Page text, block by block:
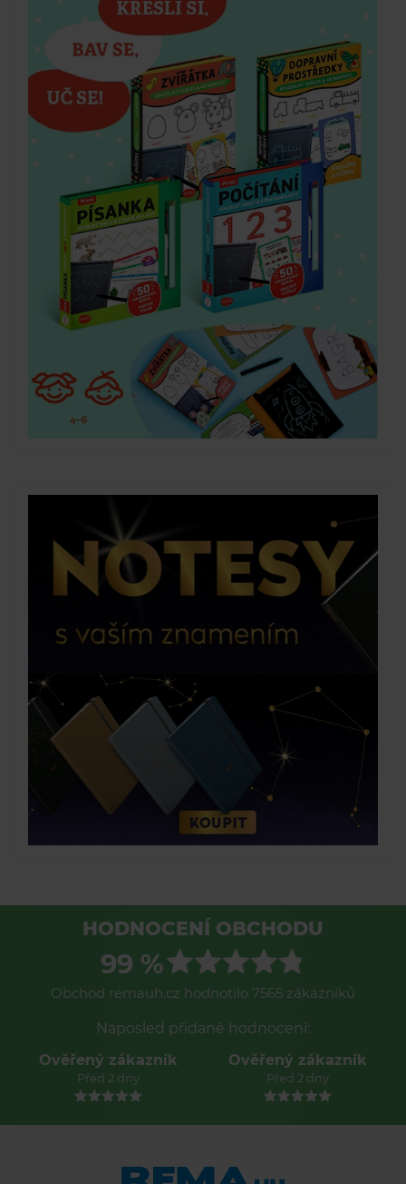
HODNOCENÍ OBCHODU
99 %
Obchod remauh.cz hodnotilo 7565 zákazníků
Naposled přidané hodnocení:
Ověřený zákazník
Před 2 dny
Ověřený zákazník
Před 2 dny